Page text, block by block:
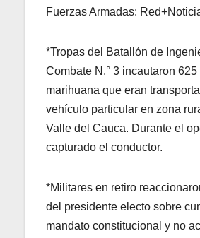
Fuerzas Armadas:
*Tropas del Batallón de
Combate N.° 3 incautaron
marihuana que eran
vehículo particular en zona
Valle del Cauca. Durante el
capturado el conductor.
*Militares en retiro
del presidente electo sobre
mandato constitucional y no